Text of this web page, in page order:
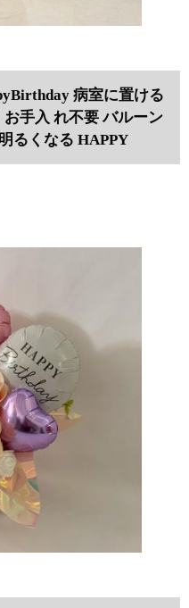
病室に置ける
手入 れ不要 バルーン
るくなる HAPPY